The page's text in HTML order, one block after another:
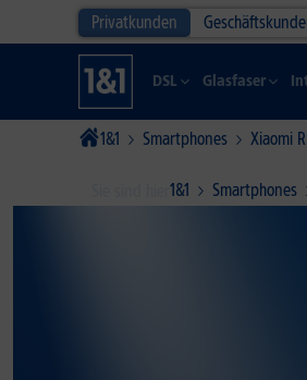
Privatkunden
DSL Glasfaser
1&1 Smartphones Xiaomi
1&1 Smartphones